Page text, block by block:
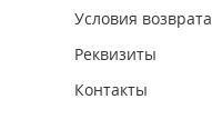
Условия возврата
Реквизиты
Контакты